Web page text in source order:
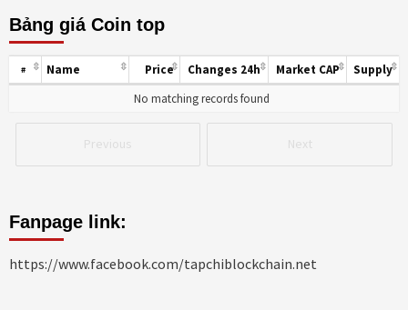
Bảng giá Coin top
Previous Next
# Name Price Changes 24h Market CAP
Supply
No matching records found
Fanpage link:
https://www.facebook.com/tapchiblockchain.net